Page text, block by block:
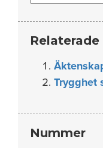
Trygghet
Nummer